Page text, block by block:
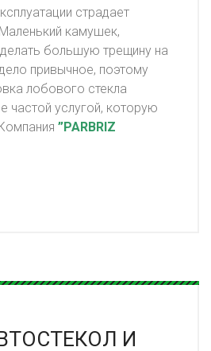
страдает
камушек,
большую трещину на
привычное, поэтому
лобового стекла
частой услугой, которую
”PARBRIZ
И